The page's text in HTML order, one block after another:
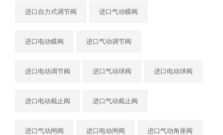
进口自力式调节阀 进口气动蝶阀
进口电动蝶阀 进口气动调节阀
进口电动调节阀 进口气动球阀 进口电动球阀
进口电动截止阀 进口气动截止阀
进口气动闸阀 进口电动闸阀 进口气动角座阀